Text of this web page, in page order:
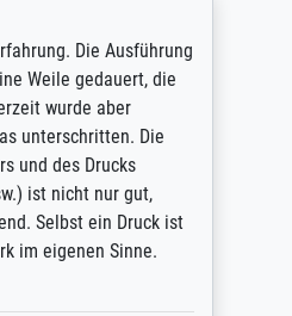
Die Ausführung
Weile gedauert, die
wurde aber
unterschritten. Die
und des Drucks
ist nicht nur gut,
Selbst ein Druck ist
im eigenen Sinne.